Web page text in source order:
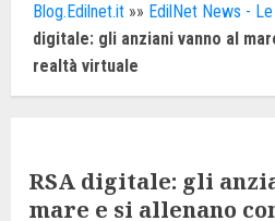
Blog.Edilnet.it »» EdilNet News -
digitale: gli anziani vanno al
realtà virtuale
RSA digitale: gli
mare e si allenano